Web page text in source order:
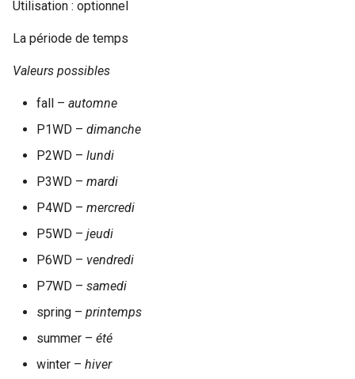
Utilisation : optionnel
La période de temps
Valeurs possibles
fall – automne
P1WD – dimanche
P2WD – lundi
P3WD – mardi
P4WD – mercredi
P5WD – jeudi
P6WD – vendredi
P7WD – samedi
spring – printemps
summer – été
winter – hiver